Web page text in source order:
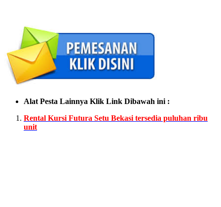
Alat Pesta Lainnya Klik Link Dibawah ini :
Rental Kursi Futura Setu Bekasi tersedia puluhan ribu
unit